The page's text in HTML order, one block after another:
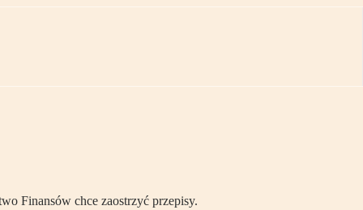
Finansów chce zaostrzyć przepisy.